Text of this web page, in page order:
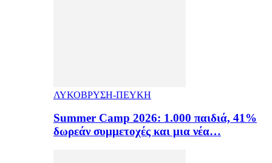
ΛΥΚΟΒΡΥΣΗ-ΠΕΥΚΗ
Summer Camp 2026: 1.000 παιδιά, 41%
δωρεάν συμμετοχές και μια νέα…